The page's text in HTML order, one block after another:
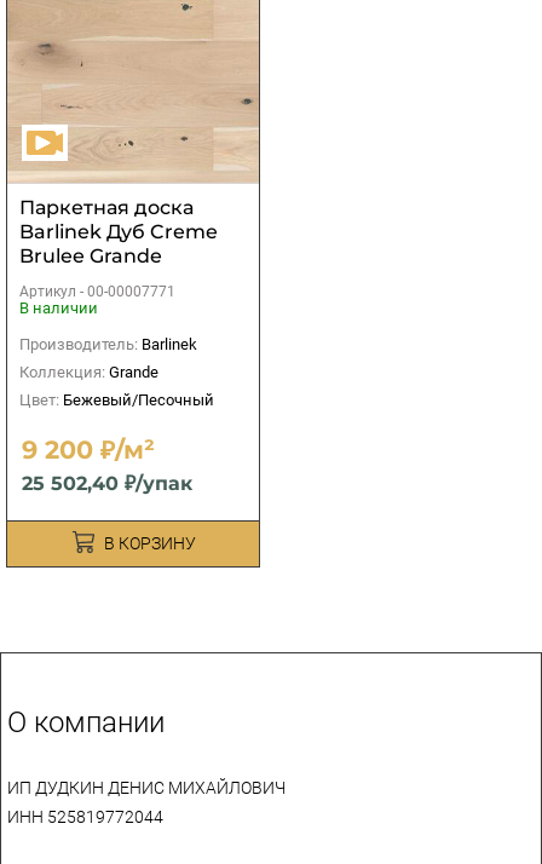
Паркетная доска
Barlinek Дуб Creme
Brulee Grande
Артикул - 00-00007771
В наличии
Производитель: Barlinek
Коллекция: Grande
Цвет: Бежевый/Песочный
9 200 ₽/м²
25 502,40 ₽/упак
В КОРЗИНУ
О компании
ИП ДУДКИН ДЕНИС МИХАЙЛОВИЧ
ИНН 525819772044